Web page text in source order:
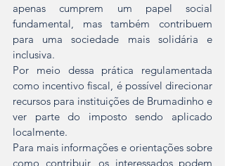
apenas cumprem um papel social
fundamental, mas também contribuem
para uma sociedade mais solidária e
inclusiva.
Por meio dessa prática regulamentada
como incentivo fiscal, é possível direcionar
recursos para instituições de Brumadinho e
ver parte do imposto sendo aplicado
localmente.
Para mais informações e orientações sobre
como contribuir, os interessados podem